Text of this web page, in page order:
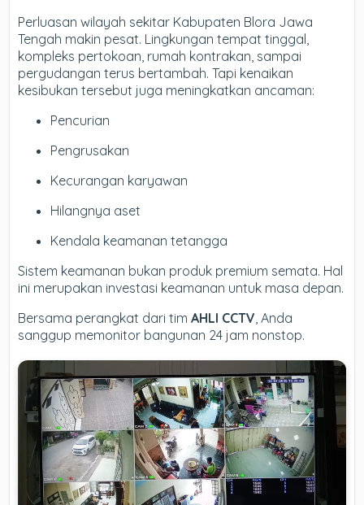
Perluasan wilayah sekitar Kabupaten Blora Jawa
Tengah makin pesat. Lingkungan tempat tinggal,
kompleks pertokoan, rumah kontrakan, sampai
pergudangan terus bertambah. Tapi kenaikan
kesibukan tersebut juga meningkatkan ancaman:
Pencurian
Pengrusakan
Kecurangan karyawan
Hilangnya aset
Kendala keamanan tetangga
Sistem keamanan bukan produk premium semata. Hal
ini merupakan investasi keamanan untuk masa depan.
Bersama perangkat dari timAHLI CCTV, Anda
sanggup memonitor bangunan 24 jam nonstop.